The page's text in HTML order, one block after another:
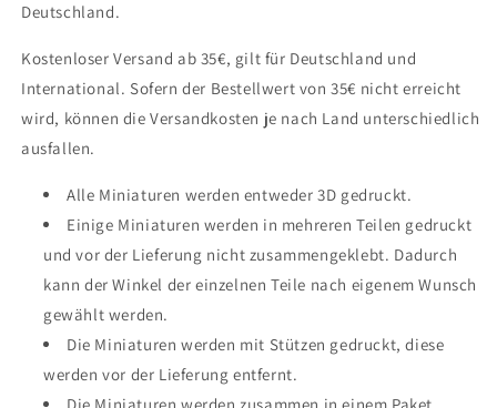
Deutschland.
Kostenloser Versand ab 35€, gilt für Deutschland und
International. Sofern der Bestellwert von 35€ nicht erreicht
wird, können die Versandkosten je nach Land unterschiedlich
ausfallen.
Alle Miniaturen werden entweder 3D gedruckt.
Einige Miniaturen werden in mehreren Teilen gedruckt
und vor der Lieferung nicht zusammengeklebt. Dadurch
kann der Winkel der einzelnen Teile nach eigenem Wunsch
gewählt werden.
Die Miniaturen werden mit Stützen gedruckt, diese
werden vor der Lieferung entfernt.